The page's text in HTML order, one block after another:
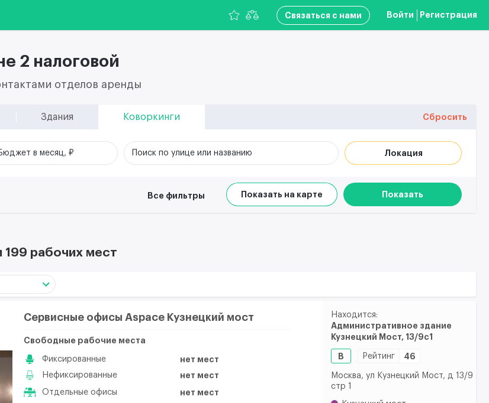
Связаться с нами Войти Регистрация
2 налоговой
отделов аренды
Здания Коворкинги Сбросить
в месяц, ₽ Поиск по улице или названию Локация
Все фильтры Показать на карте Показать
199 рабочих мест
Сервисные офисы Aspace Кузнецкий мост
Свободные рабочие места
Фиксированные
нет мест
Нефиксированные
нет мест
Отдельные офисы нет мест
Находится:
Административное здание
Кузнецкий Мост, 13/9с1
B Рейтинг 46
Москва, ул Кузнецкий Мост, д 13/9
стр 1